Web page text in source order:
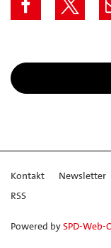
Kontakt Newsletter
RSS
Powered bySPD-Web-